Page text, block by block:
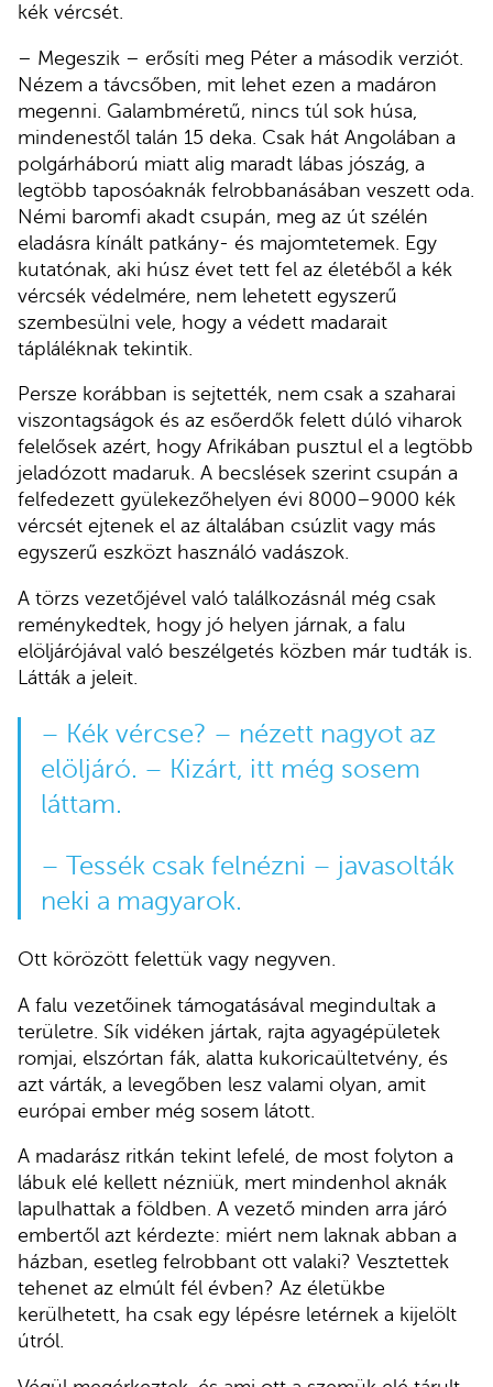
kék vércsét.
– Megeszik – erősíti meg Péter a második verziót.
Nézem a távcsőben, mit lehet ezen a madáron
megenni. Galambméretű, nincs túl sok húsa,
mindenestől talán 15 deka. Csak hát Angolában a
polgárháború miatt alig maradt lábas jószág, a
legtöbb taposóaknák felrobbanásában veszett oda.
Némi baromfi akadt csupán, meg az út szélén
eladásra kínált patkány- és majomtetemek. Egy
kutatónak, aki húsz évet tett fel az életéből a kék
vércsék védelmére, nem lehetett egyszerű
szembesülni vele, hogy a védett madarait
tápláléknak tekintik.
Persze korábban is sejtették, nem csak a szaharai
viszontagságok és az esőerdők felett dúló viharok
felelősek azért, hogy Afrikában pusztul el a legtöbb
jeladózott madaruk. A becslések szerint csupán a
felfedezett gyülekezőhelyen évi 8000–9000 kék
vércsét ejtenek el az általában csúzlit vagy más
egyszerű eszközt használó vadászok.
A törzs vezetőjével való találkozásnál még csak
reménykedtek, hogy jó helyen járnak, a falu
elöljárójával való beszélgetés közben már tudták is.
Látták a jeleit.
– Kék vércse? – nézett nagyot az
elöljáró. – Kizárt, itt még sosem
láttam.
– Tessék csak felnézni – javasolták
neki a magyarok.
Ott körözött felettük vagy negyven.
A falu vezetőinek támogatásával megindultak a
területre. Sík vidéken jártak, rajta agyagépületek
romjai, elszórtan fák, alatta kukoricaültetvény, és
azt várták, a levegőben lesz valami olyan, amit
európai ember még sosem látott.
A madarász ritkán tekint lefelé, de most folyton a
lábuk elé kellett nézniük, mert mindenhol aknák
lapulhattak a földben. A vezető minden arra járó
embertől azt kérdezte: miért nem laknak abban a
házban, esetleg felrobbant ott valaki? Vesztettek
tehenet az elmúlt fél évben? Az életükbe
kerülhetett, ha csak egy lépésre letérnek a kijelölt
útról.